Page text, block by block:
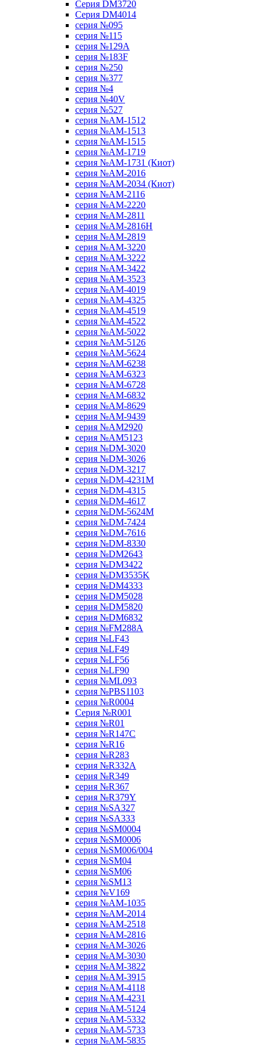
Серия DM3720
Серия DM4014
серия №095
серия №115
серия №129A
серия №183F
серия №250
серия №377
серия №4
серия №40V
серия №527
серия №AM-1512
серия №AM-1513
серия №AM-1515
серия №AM-1719
серия №AM-1731 (Киот)
серия №AM-2016
серия №AM-2034 (Киот)
серия №AM-2116
серия №AM-2220
серия №AM-2811
серия №AM-2816H
серия №AM-2819
серия №AM-3220
серия №AM-3222
серия №AM-3422
серия №AM-3523
серия №AM-4019
серия №AM-4325
серия №AM-4519
серия №AM-4522
серия №AM-5022
серия №AM-5126
серия №AM-5624
серия №AM-6238
серия №AM-6323
серия №AM-6728
серия №AM-6832
серия №AM-8629
серия №AM-9439
серия №AM2920
серия №AM5123
серия №DM-3020
серия №DM-3026
серия №DM-3217
серия №DM-4231M
серия №DM-4315
серия №DM-4617
серия №DM-5624M
серия №DM-7424
серия №DM-7616
серия №DM-8330
серия №DM2643
серия №DM3422
серия №DM3535K
серия №DM4333
серия №DM5028
серия №DM5820
серия №DM6832
серия №FM288A
серия №LF43
серия №LF49
серия №LF56
серия №LF90
серия №ML093
серия №PBS1103
серия №R0004
Серия №R001
серия №R01
серия №R147C
серия №R16
серия №R283
серия №R332A
серия №R349
серия №R367
серия №R379Y
серия №SA327
серия №SA333
серия №SM0004
серия №SM0006
серия №SM006/004
серия №SM04
серия №SM06
серия №SM13
серия №V169
серия №АМ-1035
серия №АМ-2014
серия №АМ-2518
серия №АМ-2816
серия №АМ-3026
серия №АМ-3030
серия №АМ-3822
серия №АМ-3915
серия №АМ-4118
серия №АМ-4231
серия №АМ-5124
серия №АМ-5332
серия №АМ-5733
серия №АМ-5835